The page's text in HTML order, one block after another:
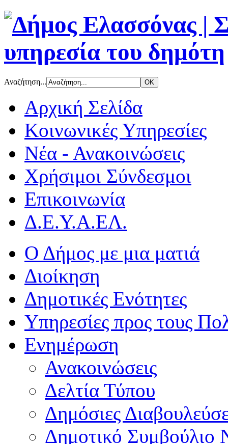
Αναζήτηση...
Αρχική Σελίδα
Κοινωνικές Υπηρεσίες
Νέα - Ανακοινώσεις
Χρήσιμοι Σύνδεσμοι
Επικοινωνία
Δ.Ε.Υ.Α.ΕΛ.
Ο Δήμος με μια ματιά
Διοίκηση
Δημοτικές Ενότητες
Υπηρεσίες προς τους
Ενημέρωση
Ανακοινώσεις
Δελτία Τύπου
Δημόσιες
Δημοτικό Συμβούλιο